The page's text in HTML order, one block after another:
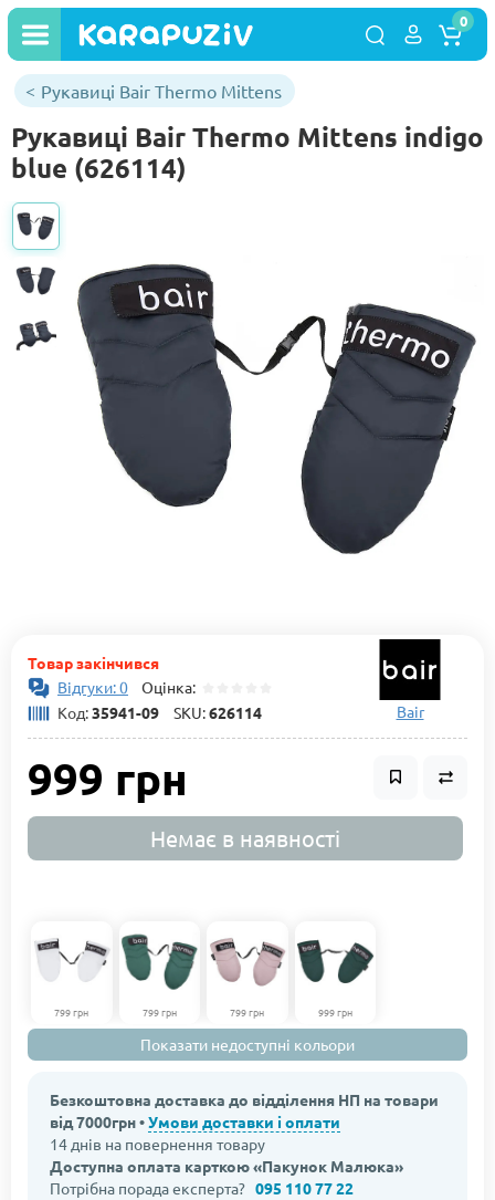
0
Рукавиці Bair Thermo Mittens
Рукавиці Bair Thermo Mittens indigo
blue (626114)
Товар закінчився
Відгуки: 0 Оцінка:
Код:35941-09 SKU:626114 Bair
999 грн
Немає в наявності
799 грн 799 грн 799 грн 999 грн
Показати недоступні кольори
Безкоштовна доставка до відділення НП на товари
від 7000грн •Умови доставки і оплати
14 днів на повернення товару
Доступна оплата карткою «Пакунок Малюка»
Потрібна порада експерта? 095 110 77 22